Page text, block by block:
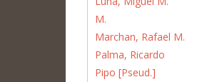
M.
Marchan, Rafael M.
Palma, Ricardo
Pipo [Pseud.]